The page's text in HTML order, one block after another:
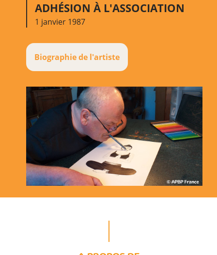
ADHÉSION À L'ASSOCIATION
1 janvier 1987
Biographie de l'artiste